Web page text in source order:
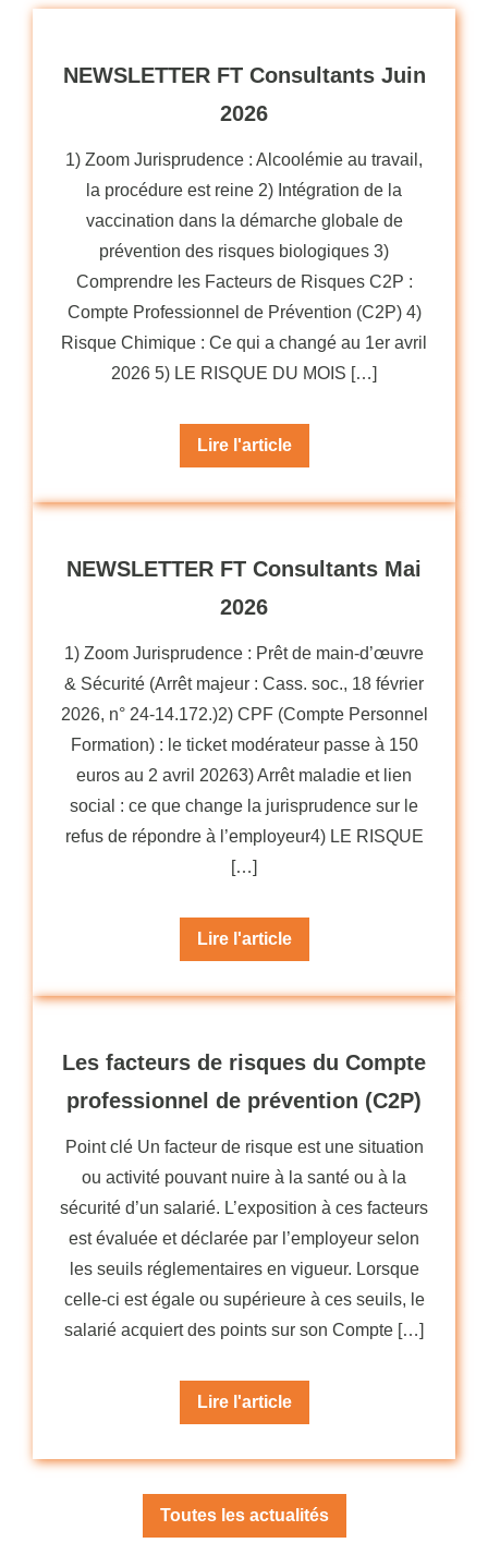
NEWSLETTER FT Consultants Juin
2026
1) Zoom Jurisprudence : Alcoolémie au travail,
la procédure est reine 2) Intégration de la
vaccination dans la démarche globale de
prévention des risques biologiques 3)
Comprendre les Facteurs de Risques C2P :
Compte Professionnel de Prévention (C2P) 4)
Risque Chimique : Ce qui a changé au 1er avril
2026 5) LE RISQUE DU MOIS […]
Lire l'article
NEWSLETTER FT Consultants Mai
2026
1) Zoom Jurisprudence : Prêt de main-d’œuvre
& Sécurité (Arrêt majeur : Cass. soc., 18 février
2026, n° 24-14.172.)2) CPF (Compte Personnel
Formation) : le ticket modérateur passe à 150
euros au 2 avril 20263) Arrêt maladie et lien
social : ce que change la jurisprudence sur le
refus de répondre à l’employeur4) LE RISQUE
[…]
Lire l'article
Les facteurs de risques du Compte
professionnel de prévention (C2P)
Point clé Un facteur de risque est une situation
ou activité pouvant nuire à la santé ou à la
sécurité d’un salarié. L’exposition à ces facteurs
est évaluée et déclarée par l’employeur selon
les seuils réglementaires en vigueur. Lorsque
celle-ci est égale ou supérieure à ces seuils, le
salarié acquiert des points sur son Compte […]
Lire l'article
Toutes les actualités